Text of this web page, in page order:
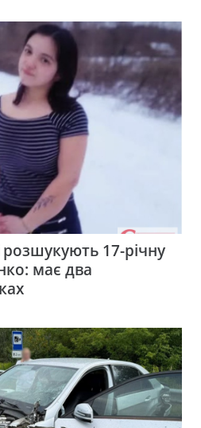
17-річну
має два